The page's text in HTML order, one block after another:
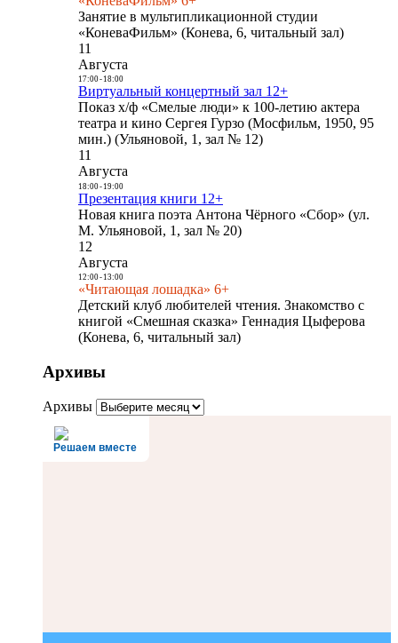
Занятие в мультипликационной студии
«КоневаФильм» (Конева, 6, читальный зал)
11
Августа
17:00- 18:00
Виртуальный концертный зал 12+
Показ х/ф «Смелые люди» к 100-летию актера
театра и кино Сергея Гурзо (Мосфильм, 1950, 95
мин.) (Ульяновой, 1, зал № 12)
11
Августа
18:00- 19:00
Презентация книги 12+
Новая книга поэта Антона Чёрного «Сбор» (ул.
М. Ульяновой, 1, зал № 20)
12
Августа
12:00- 13:00
«Читающая лошадка» 6+
Детский клуб любителей чтения. Знакомство с
книгой «Смешная сказка» Геннадия Цыферова
(Конева, 6, читальный зал)
Архивы
Архивы
Решаем вместе